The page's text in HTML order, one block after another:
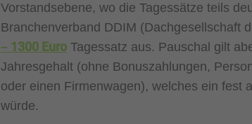
Vorstandsebene, wo die Tagessätze teils
Branchenverband DDIM (Dachgesellschaft
– 1300 Euro Tagessatz aus. Pauschal gilt
Jahresgehalt (ohne Bonuszahlungen,
oder einen Firmenwagen), welches ein fest
würde.